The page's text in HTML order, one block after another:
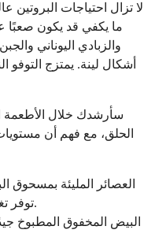
لا تزال احتياجات
ما يكفي قد يكون صعبًا
والزبادي اليوناني
أشكال لينة. يمتزج
سأرشدك خلال الأطعمة
الحلق، مع فهم أن
العصائر المليئة بمسحوق
توفر تغذية كاملة في شكل قابل للشرب.
البيض المخفوق المطبوخ